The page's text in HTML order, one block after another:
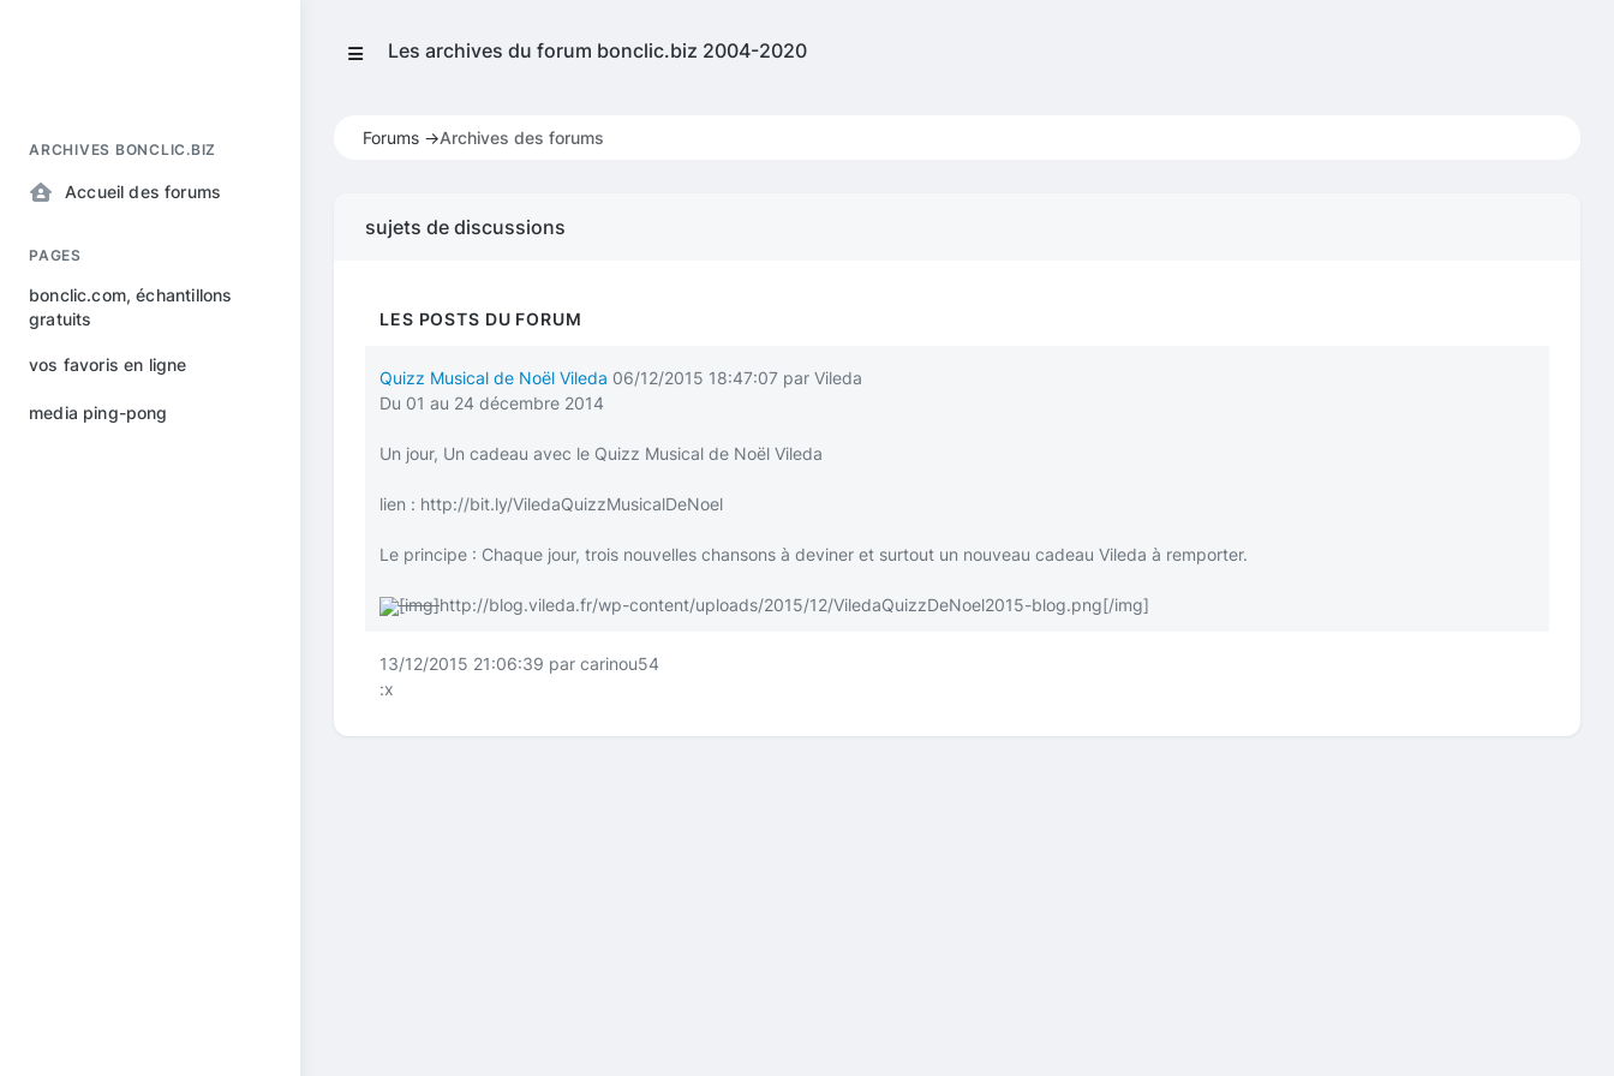
ARCHIVES BONCLIC.BIZ
Accueil des forums
PAGES
bonclic.com, échantillons
gratuits
vos favoris en ligne
media ping-pong
Les archives du forum bonclic.biz 2004-2020
Forums ->Archives des forums
sujets de discussions
LES POSTS DU FORUM
Quizz Musical de Noël Vileda 06/12/2015 18:47:07 par Vileda
Du 01 au 24 décembre 2014
Un jour, Un cadeau avec le Quizz Musical de Noël Vileda
lien : http://bit.ly/ViledaQuizzMusicalDeNoel
Le principe : Chaque jour, trois nouvelles chansons à deviner et surtout un nouveau cadeau Vileda à remporter.
[img]http://blog.vileda.fr/wp-content/uploads/2015/12/ViledaQuizzDeNoel2015-blog.png[/img]
13/12/2015 21:06:39 par carinou54
:x